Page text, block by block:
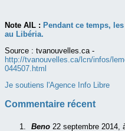
Note AIL : Pendant ce temps,
au Libéria.
Source : tvanouvelles.ca -
http://tvanouvelles.ca/lcn/infos/
044507.html
Je soutiens l'Agence Info Libre
Commentaire récent
Beno 22 septembre 2014,